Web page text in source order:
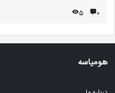
۰ 5
هومیاسه